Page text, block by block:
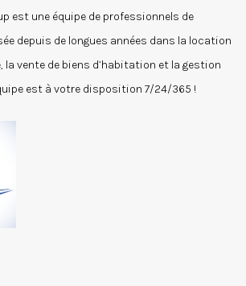
est une équipe de professionnels de
depuis de longues années dans la location
la vente de biens d’habitation et la gestion
est à votre disposition 7/24/365 !